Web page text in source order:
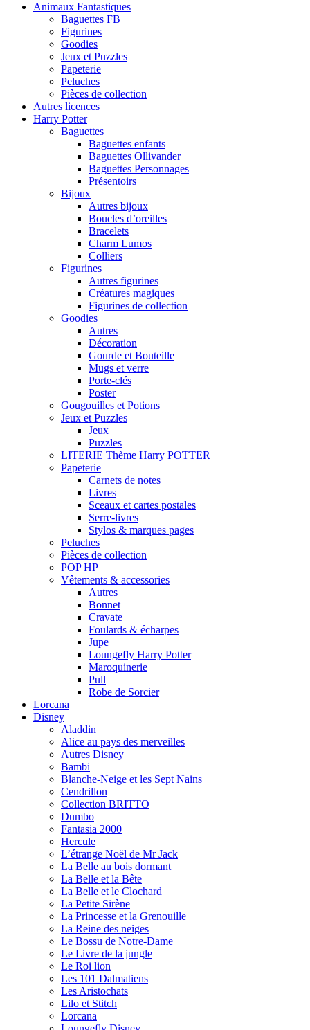
Animaux Fantastiques
Baguettes FB
Figurines
Goodies
Jeux et Puzzles
Papeterie
Peluches
Pièces de collection
Autres licences
Harry Potter
Baguettes
Baguettes enfants
Baguettes Ollivander
Baguettes Personnages
Présentoirs
Bijoux
Autres bijoux
Boucles d’oreilles
Bracelets
Charm Lumos
Colliers
Figurines
Autres figurines
Créatures magiques
Figurines de collection
Goodies
Autres
Décoration
Gourde et Bouteille
Mugs et verre
Porte-clés
Poster
Gougouilles et Potions
Jeux et Puzzles
Jeux
Puzzles
LITERIE Thème Harry POTTER
Papeterie
Carnets de notes
Livres
Sceaux et cartes postales
Serre-livres
Stylos & marques pages
Peluches
Pièces de collection
POP HP
Vêtements & accessories
Autres
Bonnet
Cravate
Foulards & écharpes
Jupe
Loungefly Harry Potter
Maroquinerie
Pull
Robe de Sorcier
Lorcana
Disney
Aladdin
Alice au pays des merveilles
Autres Disney
Bambi
Blanche-Neige et les Sept Nains
Cendrillon
Collection BRITTO
Dumbo
Fantasia 2000
Hercule
L’étrange Noël de Mr Jack
La Belle au bois dormant
La Belle et la Bête
La Belle et le Clochard
La Petite Sirène
La Princesse et la Grenouille
La Reine des neiges
Le Bossu de Notre-Dame
Le Livre de la jungle
Le Roi lion
Les 101 Dalmatiens
Les Aristochats
Lilo et Stitch
Lorcana